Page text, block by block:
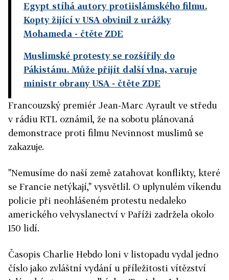
Egypt stíhá autory protiislámského filmu.
Kopty žijící v USA obvinil z urážky
Mohameda - čtěte ZDE
Muslimské protesty se rozšířily do
Pákistánu. Může přijít další vlna, varuje
ministr obrany USA - čtěte ZDE
Francouzský premiér Jean-Marc Ayrault ve středu
v rádiu RTL oznámil, že na sobotu plánovaná
demonstrace proti filmu Nevinnost muslimů se
zakazuje.
"Nemusíme do naší země zatahovat konflikty, které
se Francie netýkají," vysvětlil. O uplynulém víkendu
policie při neohlášeném protestu nedaleko
amerického velvyslanectví v Paříži zadržela okolo
150 lidí.
Časopis Charlie Hebdo loni v listopadu vydal jedno
číslo jako zvláštní vydání u příležitosti vítězství